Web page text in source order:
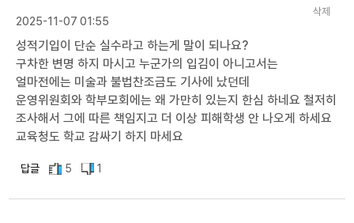
2025-11-07 01:55
성적기입이 단순 실수라고 하는게 말이 되나요?
구차한 변명 하지 마시고 누군가의 입김이 아니고서는
얼마전에는 미술과 불법찬조금도 기사에 났던데
운영위원회와 학부모회에는 왜 가만히 있는지 한심 하네요 철저히
조사해서 그에 따른 책임지고 더 이상 피해학생 안 나오게 하세요
교육청도 학교 감싸기 하지 마세요
삭제
답글 5 1